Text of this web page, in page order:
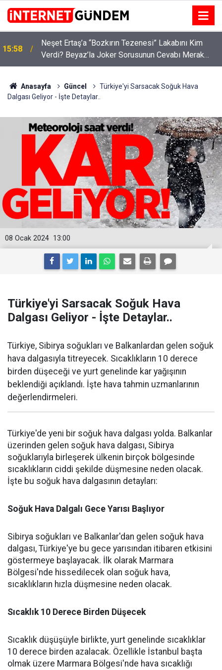
15:58
Neşet Ertaş’a “Bozkırın Tezenesi” Lakabını Kim
Verdi? Beyaz’la Joker Sorusunun Cevabı Merak
Edildi
Anasayfa Güncel
Türkiye'yi Sarsacak Soğuk Hava
Dalgası Geliyor - İşte Detaylar..
13:00
08 Ocak 2024
Türkiye'yi Sarsacak Soğuk Hava
Dalgası Geliyor - İşte Detaylar..
Türkiye, Sibirya soğukları ve Balkanlardan gelen soğuk
hava dalgasıyla titreyecek. Sıcaklıkların 10 derece
birden düşeceği ve yurt genelinde kar yağışının
beklendiği açıklandı. İşte hava tahmin uzmanlarının
değerlendirmeleri.
Türkiye'de yeni bir soğuk hava dalgası yolda. Balkanlar
üzerinden gelen soğuk hava dalgası, Sibirya
soğuklarıyla birleşerek ülkenin birçok bölgesinde
sıcaklıkların ciddi şekilde düşmesine neden olacak.
İşte bu soğuk hava dalgasının detayları:
Soğuk Hava Dalgalı Gece Yarısı Başlıyor
Sibirya soğukları ve Balkanlar'dan gelen soğuk hava
dalgası, Türkiye'ye bu gece yarısından itibaren etkisini
göstermeye başlayacak. İlk olarak Marmara
Bölgesi'nde hissedilecek olan soğuk hava,
sıcaklıkların hızla düşmesine neden olacak.
Sıcaklık 10 Derece Birden Düşecek
Sıcaklık düşüşüyle birlikte, yurt genelinde sıcaklıklar
10 derece birden azalacak. Özellikle İstanbul başta
olmak üzere Marmara Bölgesi'nde hava sıcaklığı